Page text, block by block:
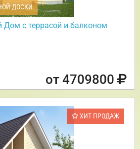
ДОСКИ
с террасой и балконом
от 4709800
ХИТ ПРОДАЖ